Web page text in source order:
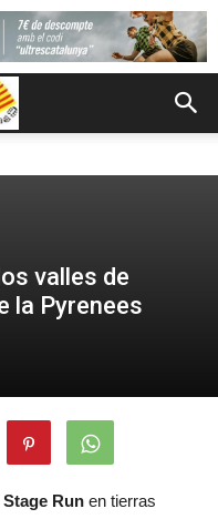
valles de
la Pyrenees
Run en tierras